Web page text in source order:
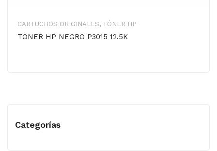
CARTUCHOS ORIGINALES, TÓNER HP
TONER HP NEGRO P3015 12.5K
Categorías